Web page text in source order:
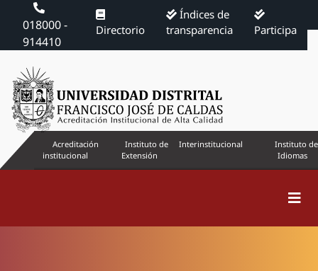
018000 -
914410
Directorio
Índices de
transparencia
Participa
Acreditación
institucional
Instituto de
Extensión
Interinstitucional
Instituto de
Idiomas